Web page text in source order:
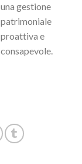
una gestione
patrimoniale
proattiva e
consapevole.